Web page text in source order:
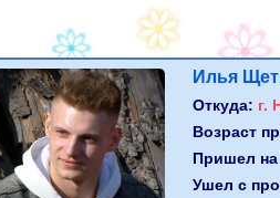
Илья
Откуда: г.
Возраст
Пришел на
Ушел с